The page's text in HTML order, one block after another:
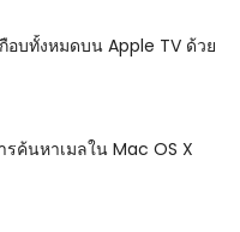
อบทั้งหมดบน Apple TV ด้วย
ค้นหาเมลใน Mac OS X